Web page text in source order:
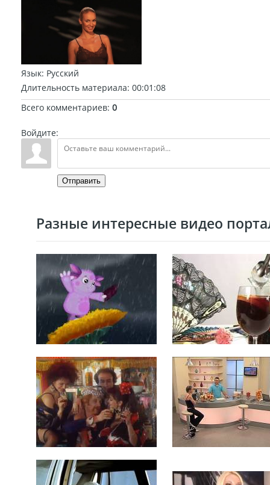
Язык: Русский
Длительность материала: 00:01:08
Всего комментариев: 0
Войдите:
Отправить
Разные интересные видео